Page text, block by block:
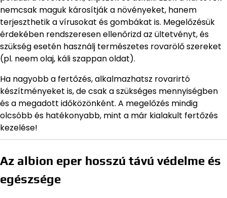
nemcsak maguk károsítják a növényeket, hanem
terjeszthetik a vírusokat és gombákat is. Megelőzésük
érdekében rendszeresen ellenőrizd az ültetvényt, és
szükség esetén használj természetes rovarölő szereket
(pl. neem olaj, káli szappan oldat).
Ha nagyobb a fertőzés, alkalmazhatsz rovarirtó
készítményeket is, de csak a szükséges mennyiségben
és a megadott időközönként. A megelőzés mindig
olcsóbb és hatékonyabb, mint a már kialakult fertőzés
kezelése!
Az albion eper hosszú távú védelme és
egészsége